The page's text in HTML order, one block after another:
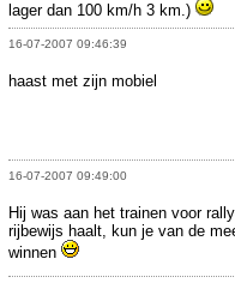
lager dan 100 km/h 3 km.)
16-07-2007 09:46:39
haast met zijn mobiel
16-07-2007 09:49:00
Hij was aan het trainen voor
rijbewijs haalt, kun je van de
winnen